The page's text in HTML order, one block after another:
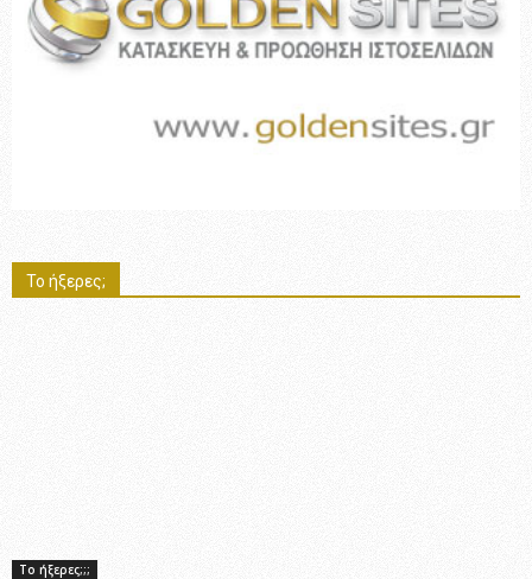
Το ήξερες;
Το ήξερες;;;